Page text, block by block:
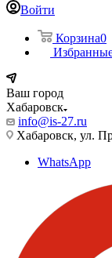
Войти
Корзина0
Ваш город
Хабаровск
info@is-27.ru
Хабаровск, ул.
WhatsApp